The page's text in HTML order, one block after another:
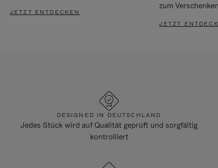
JETZT ENTDECKEN
zum
JETZT
DESIGNED IN DEUTSCHLAND
Jedes Stück wird auf Qualität geprüft und sorgfältig
kontrolliert